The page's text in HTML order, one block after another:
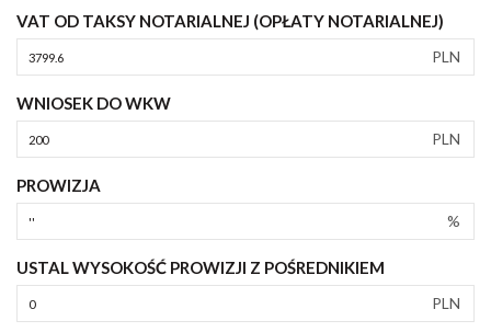
VAT OD TAKSY NOTARIALNEJ (OPŁATY NOTARIALNEJ)
PLN
WNIOSEK DO WKW
PLN
PROWIZJA
%
USTAL WYSOKOŚĆ PROWIZJI Z POŚREDNIKIEM
PLN